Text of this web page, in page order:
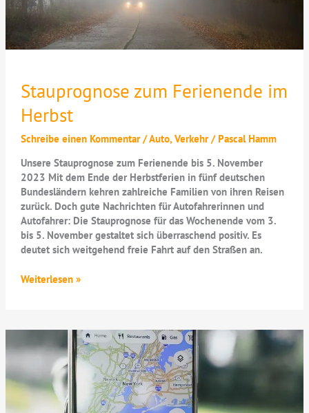
Stauprognose zum Ferienende im
Herbst
Schreibe einen Kommentar /Auto, Verkehr/Pascal Hamm
Unsere Stauprognose zum Ferienende bis 5. November
2023 Mit dem Ende der Herbstferien in fünf deutschen
Bundesländern kehren zahlreiche Familien von ihren Reisen
zurück. Doch gute Nachrichten für Autofahrerinnen und
Autofahrer: Die Stauprognose für das Wochenende vom 3.
bis 5. November gestaltet sich überraschend positiv. Es
deutet sich weitgehend freie Fahrt auf den Straßen an.
Stauprognose
Weiterlesen »